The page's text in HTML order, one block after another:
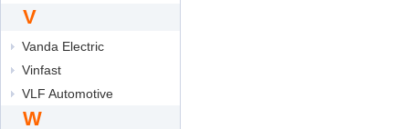
V
Vanda Electric
Vinfast
VLF Automotive
W